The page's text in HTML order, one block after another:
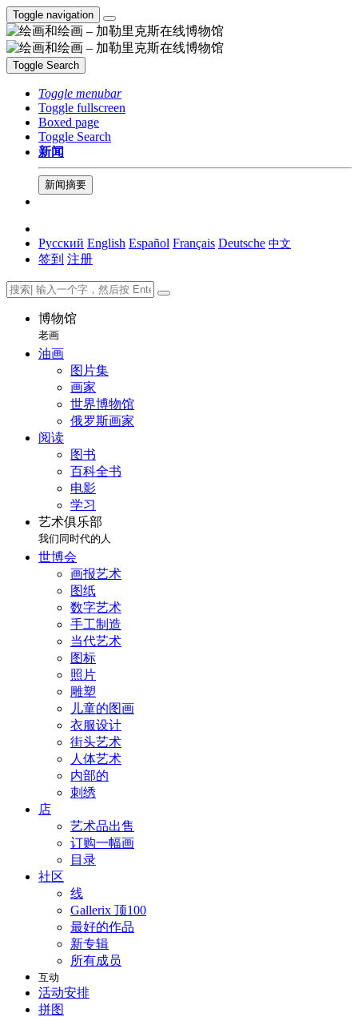
Toggle navigation
Toggle Search
Toggle menubar
Toggle fullscreen
Boxed page
Toggle Search
新闻
新闻摘要
Русский English Español Français Deutsche 中文
签到 注册
博物馆
老画
油画
图片集
画家
世界博物馆
俄罗斯画家
阅读
图书
百科全书
电影
学习
艺术俱乐部
我们同时代的人
世博会
画报艺术
图纸
数字艺术
手工制造
当代艺术
图标
照片
雕塑
儿童的图画
衣服设计
街头艺术
人体艺术
内部的
刺绣
店
艺术品出售
订购一幅画
目录
社区
线
Gallerix 顶100
最好的作品
新专辑
所有成员
互动
活动安排
拼图